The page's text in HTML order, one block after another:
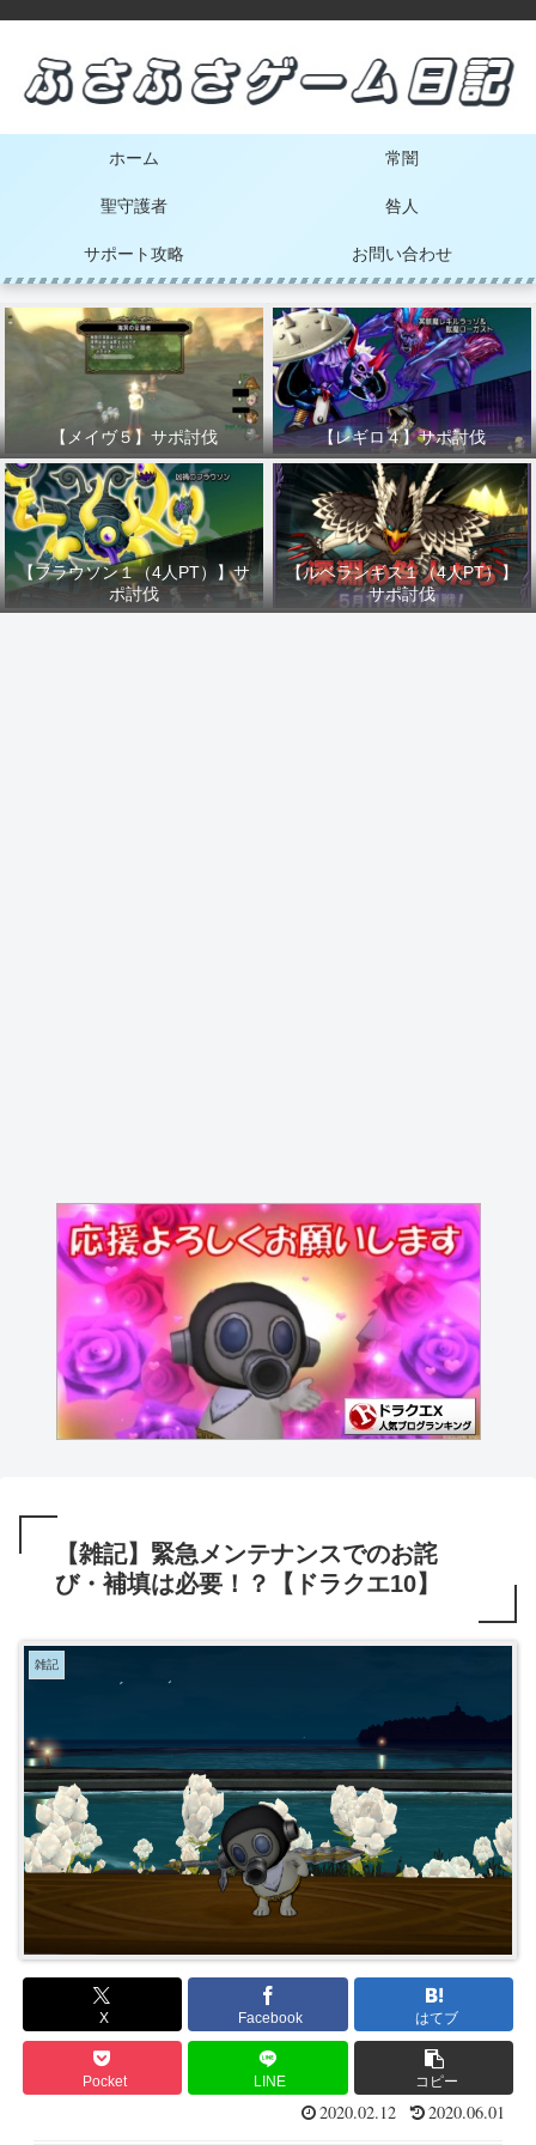
ホーム 常闇
聖守護者 咎人
サポート攻略 お問い合わせ
【メイヴ５】サポ討伐 【レギロ４】サポ討伐
【フラウソン１（4人PT）】サ
ポ討伐
【ルベランギス１（4人PT）】
サポ討伐
【雑記】緊急メンテナンスでのお詫
び・補填は必要！？【ドラクエ10】
雑記
X Facebook はてブ
Pocket LINE コピー
2020.02.12 2020.06.01